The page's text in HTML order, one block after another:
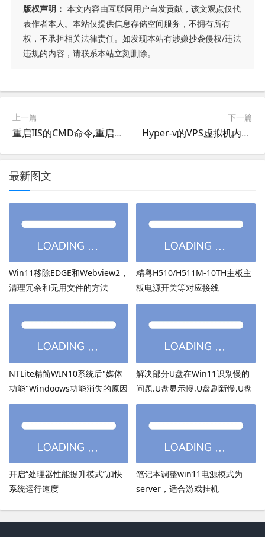
版权声明： 本文内容由互联网用户自发贡献，该文观点仅代
表作者本人。本站仅提供信息存储空间服务，不拥有所有
权，不承担相关法律责任。如发现本站有涉嫌抄袭侵权/违法
违规的内容，请联系本站立刻删除。
上一篇
重启IIS的CMD命令,重启IIS命令BAT文件
下一篇
Hyper-v的VPS虚拟机内存配置，WIN2012R2中虚拟机的启动内存，最小RAM，最大RAM
最新图文
Win11移除EDGE和Webview2，
清理冗余和无用文件的方法
精粤H510/H511M-10TH主板主
板电源开关等对应接线
NTLite精简WIN10系统后"媒体
功能"Windoows功能消失的原因
解决部分U盘在Win11识别慢的
问题.U盘显示慢,U盘刷新慢,U盘
加载慢
开启“处理器性能提升模式”加快
系统运行速度
笔记本调整win11电源模式为
server，适合游戏挂机